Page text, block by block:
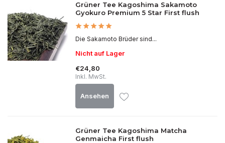
Grüner Tee Kagoshima Sakamoto
Gyokuro Premium 5 Star First flush
Die Sakamoto Brüder sind...
Nicht auf Lager
€24,80
Inkl. MwSt.
Ansehen
Grüner Tee Kagoshima Matcha
Genmaicha First flush